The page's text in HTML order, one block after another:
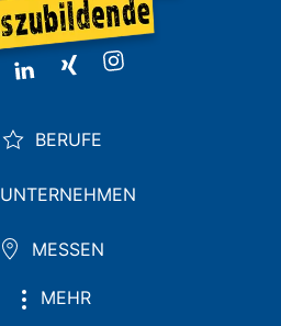
BERUFE
UNTERNEHMEN
MESSEN
MEHR